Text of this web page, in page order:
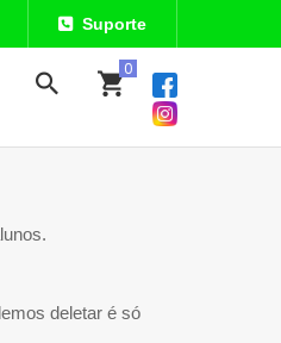
Suporte
deletar é só